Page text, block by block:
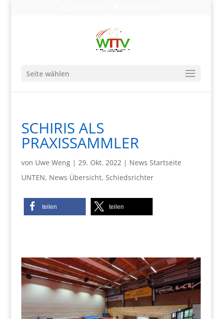
Seite wählen
SCHIRIS ALS
PRAXISSAMMLER
von Uwe Weng| 29. Okt. 2022| News Startseite
UNTEN, News Übersicht, Schiedsrichter
teilen teilen